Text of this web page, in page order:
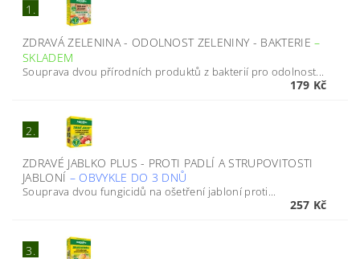
1.
ZDRAVÁ ZELENINA - ODOLNOST ZELENINY - BAKTERIE–
SKLADEM
Souprava dvou přírodních produktů z bakterií pro odolnost...
179 Kč
2.
ZDRAVÉ JABLKO PLUS - PROTI PADLÍ A STRUPOVITOSTI
JABLONÍ – OBVYKLE DO 3 DNŮ
Souprava dvou fungicidů na ošetření jabloní proti...
257 Kč
3.